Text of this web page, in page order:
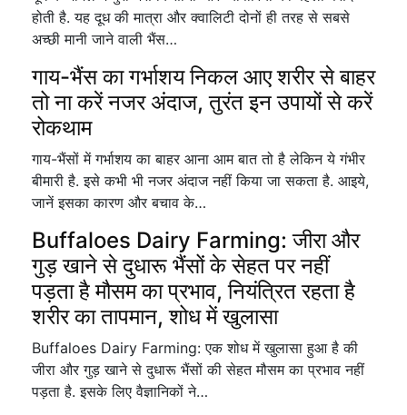
होती है. यह दूध की मात्रा और क्वालिटी दोनों ही तरह से सबसे
अच्छी मानी जाने वाली भैंस…
गाय-भैंस का गर्भाशय निकल आए शरीर से बाहर
तो ना करें नजर अंदाज, तुरंत इन उपायों से करें
रोकथाम
गाय-भैंसों में गर्भाशय का बाहर आना आम बात तो है लेकिन ये गंभीर
बीमारी है. इसे कभी भी नजर अंदाज नहीं किया जा सकता है. आइये,
जानें इसका कारण और बचाव के…
Buffaloes Dairy Farming: जीरा और
गुड़ खाने से दुधारू भैंसों के सेहत पर नहीं
पड़ता है मौसम का प्रभाव, नियंत्रित रहता है
शरीर का तापमान, शोध में खुलासा
Buffaloes Dairy Farming: एक शोध में खुलासा हुआ है की
जीरा और गुड़ खाने से दुधारू भैंसों की सेहत मौसम का प्रभाव नहीं
पड़ता है. इसके लिए वैज्ञानिकों ने…